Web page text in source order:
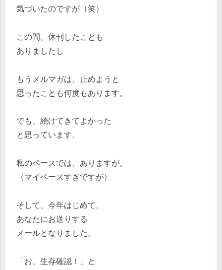
気づいたのですが（笑）
この間、休刊したことも
ありましたし
もうメルマガは、止めようと
思ったことも何度もあります。
でも、続けてきてよかった
と思っています。
私のペースでは、ありますが。
（マイペースすぎですが）
そして、今年はじめて、
あなたにお送りする
メールとなりました。
「お、生存確認！」と